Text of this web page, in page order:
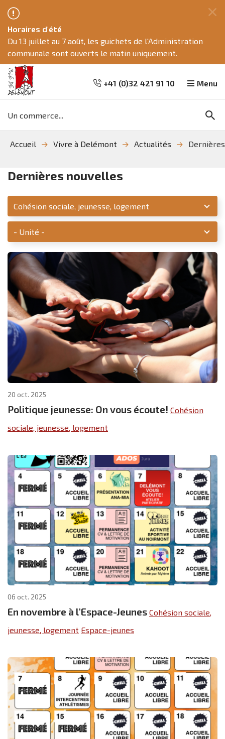
recherche
navigation
Horaires d'été
Du 13 juillet au 7 août, les guichets de l'Administration
communale sont ouverts le matin uniquement.
+41 (0)32 421 91 10
clés
Menu
Accueil Vivre à Delémont Actualités
Dernières nouvelles
Service
Unité
20 oct. 2025
Politique jeunesse: On vous écoute! Cohésion
sociale, jeunesse, logement
06 oct. 2025
En novembre à l'Espace-Jeunes Cohésion sociale,
jeunesse, logement Espace-jeunes